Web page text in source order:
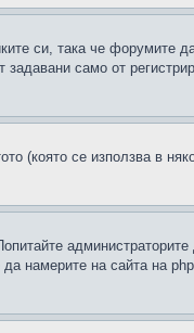
си, така че форумите
само от
(която се използва в
намерите на сайта на